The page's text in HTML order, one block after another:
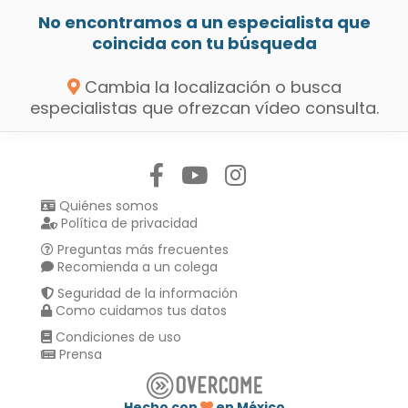
No encontramos a un especialista que
coincida con tu búsqueda
Cambia la localización o busca
especialistas que ofrezcan vídeo consulta.
Quiénes somos
Política de privacidad
Preguntas más frecuentes
Recomienda a un colega
Seguridad de la información
Como cuidamos tus datos
Condiciones de uso
Prensa